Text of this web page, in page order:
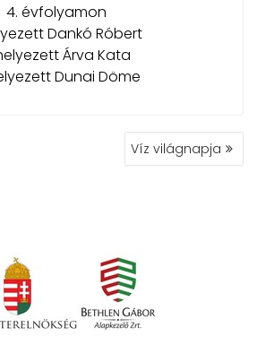
4. évfolyamon
Dankó Róbert
Árva Kata
Dunai Döme
Víz világnapja